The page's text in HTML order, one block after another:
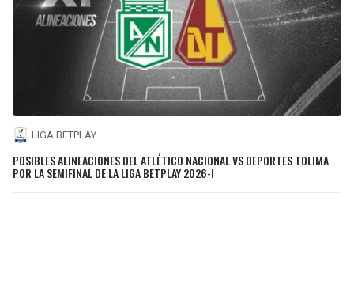
LIGA BETPLAY
POSIBLES ALINEACIONES DEL ATLÉTICO NACIONAL VS DEPORTES TOLIMA
POR LA SEMIFINAL DE LA LIGA BETPLAY 2026-I